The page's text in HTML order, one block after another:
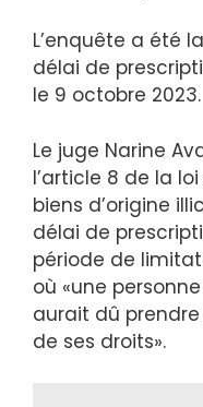
L’enquête a été
délai de
le 9 octobre 2023.
Le juge Narine
l’article 8 de la
biens d’origine
délai de
période de
où «une
aurait dû
de ses droits».